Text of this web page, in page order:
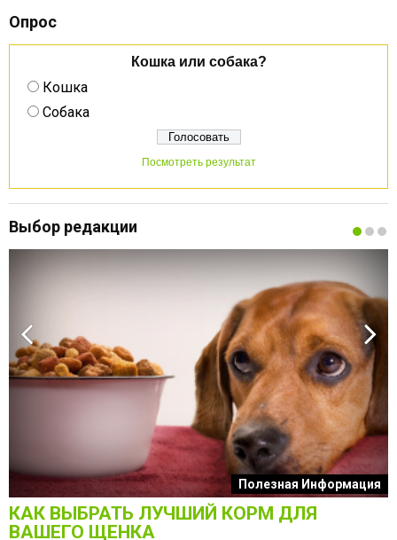
Опрос
Кошка или собака?
Кошка
Собака
Посмотреть результат
Выбор редакции
Полезная Информация
КАК ВЫБРАТЬ ЛУЧШИЙ КОРМ ДЛЯ
ВАШЕГО ЩЕНКА